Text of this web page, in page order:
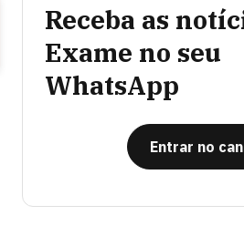
Receba as
Exame no seu
WhatsApp
Entrar no